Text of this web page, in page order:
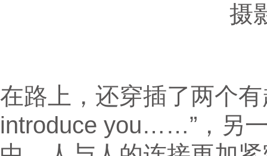
摄
在路上，还穿插了两个
introduce you……”，另一